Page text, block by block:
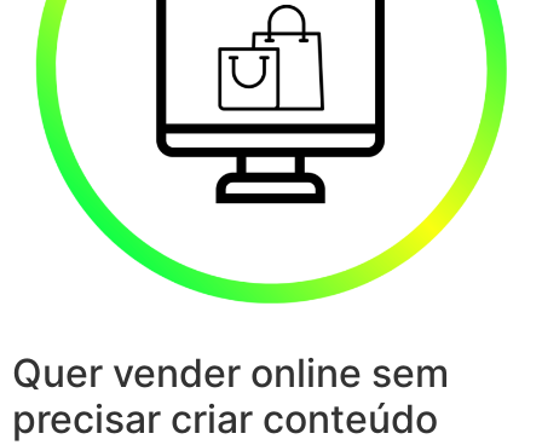
Quer vender online sem
precisar criar conteúdo